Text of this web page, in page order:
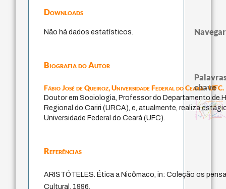
Downloads
Não há dados estatísticos.
Biografia do Autor
Fábio José de Queiroz,Universidade Federal do Ceará - UFC.
Doutor em Sociologia, Professor do Departamento de
Regional do Cariri (URCA), e, atualmente, realiza
Universidade Federal do Ceará (UFC).
Referências
ARISTÓTELES. Ética a Nicômaco, in: Coleção os
Cultural, 1996.
Navegar
chave
fundamentalismo
jacobi
protágoras
experiência temporal
metafísica do
género
idade
intolerância
history of philosophy
homem-medida j.c.m. neto
palavra
perdón
leyes violencia
guayaquil
logos pedagogia
lei
unidade da pessoa humana desejo sacrifício
bataille
mind
therapy
animais
viktor frankl